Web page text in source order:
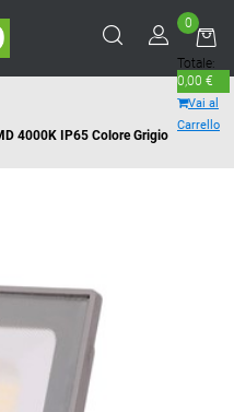
0
Totale:
0,00 €
Vai al
Carrello
4000K IP65 Colore Grigio